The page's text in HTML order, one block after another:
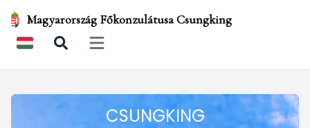
Magyarország Főkonzulátusa Csungking
Open main menu
CSUNGKING